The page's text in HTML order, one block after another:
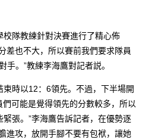
隊教練針對決賽進行了精心佈
差也不大，所以賽前我們要求隊員
手。”教練李海鷹對記者説。
時以12：6領先。不過，下半場開
可能是覺得領先的分數較多，所以
張。”李海鷹告訴記者，在優勢逐
進攻，放開手腳不要有包袱，讓她